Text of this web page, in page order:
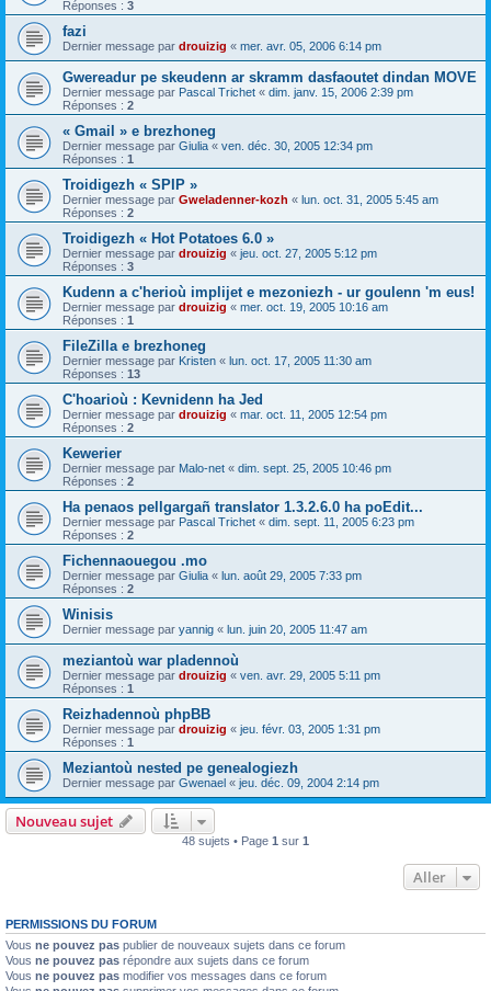
Réponses : 3
fazi
Dernier message par drouizig « mer. avr. 05, 2006 6:14 pm
Gwereadur pe skeudenn ar skramm dasfaoutet dindan MOVE
Dernier message par Pascal Trichet « dim. janv. 15, 2006 2:39 pm
Réponses : 2
« Gmail » e brezhoneg
Dernier message par Giulia « ven. déc. 30, 2005 12:34 pm
Réponses : 1
Troidigezh « SPIP »
Dernier message par Gweladenner-kozh « lun. oct. 31, 2005 5:45 am
Réponses : 2
Troidigezh « Hot Potatoes 6.0 »
Dernier message par drouizig « jeu. oct. 27, 2005 5:12 pm
Réponses : 3
Kudenn a c'herioù implijet e mezoniezh - ur goulenn 'm eus!
Dernier message par drouizig « mer. oct. 19, 2005 10:16 am
Réponses : 1
FileZilla e brezhoneg
Dernier message par Kristen « lun. oct. 17, 2005 11:30 am
Réponses : 13
C'hoarioù : Kevnidenn ha Jed
Dernier message par drouizig « mar. oct. 11, 2005 12:54 pm
Réponses : 2
Kewerier
Dernier message par Malo-net « dim. sept. 25, 2005 10:46 pm
Réponses : 2
Ha penaos pellgargañ translator 1.3.2.6.0 ha poEdit...
Dernier message par Pascal Trichet « dim. sept. 11, 2005 6:23 pm
Réponses : 2
Fichennaouegou .mo
Dernier message par Giulia « lun. août 29, 2005 7:33 pm
Réponses : 2
Winisis
Dernier message par yannig « lun. juin 20, 2005 11:47 am
meziantoù war pladennoù
Dernier message par drouizig « ven. avr. 29, 2005 5:11 pm
Réponses : 1
Reizhadennoù phpBB
Dernier message par drouizig « jeu. févr. 03, 2005 1:31 pm
Réponses : 1
Meziantoù nested pe genealogiezh
Dernier message par Gwenael « jeu. déc. 09, 2004 2:14 pm
Nouveau sujet
48 sujets • Page 1 sur 1
Aller
PERMISSIONS DU FORUM
Vous ne pouvez pas publier de nouveaux sujets dans ce forum
Vous ne pouvez pas répondre aux sujets dans ce forum
Vous ne pouvez pas modifier vos messages dans ce forum